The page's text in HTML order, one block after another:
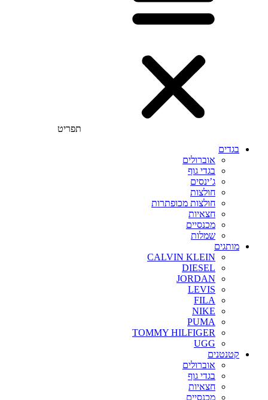
תפריט
בגדים
אוברולים
בגדי גוף
ג’ינסים
חולצות
חולצות מכופתרות
חצאיות
מכנסיים
שמלות
מותגים
CALVIN KLEIN
DIESEL
JORDAN
LEVIS
FILA
NIKE
PUMA
TOMMY HILFIGER
UGG
קטנטנים
אוברולים
בגדי גוף
חצאיות
מכנסיים